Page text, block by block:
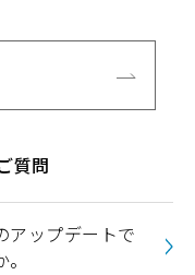
質問
アップデートで